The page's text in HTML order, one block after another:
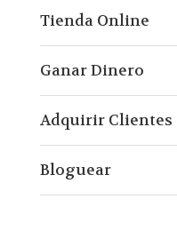
Tienda Online
Ganar Dinero
Adquirir Clientes
Bloguear